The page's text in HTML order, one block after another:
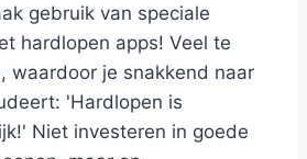
gebruik van speciale
hardlopen apps! Veel te
waardoor je snakkend naar
'Hardlopen is
Niet investeren in goede